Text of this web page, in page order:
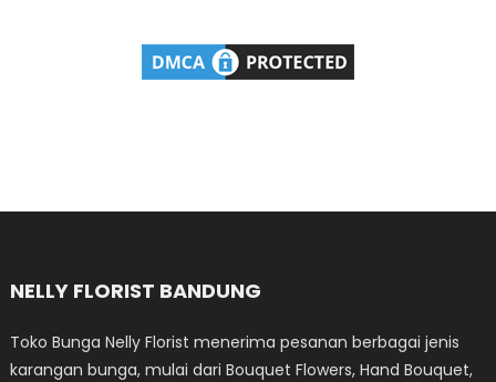
NELLY FLORIST BANDUNG
Toko Bunga Nelly Florist menerima pesanan berbagai jenis
karangan bunga, mulai dari Bouquet Flowers, Hand Bouquet,